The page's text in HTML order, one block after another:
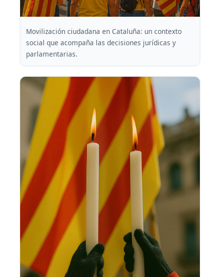
Movilización ciudadana en Cataluña: un contexto
social que acompaña las decisiones jurídicas y
parlamentarias.